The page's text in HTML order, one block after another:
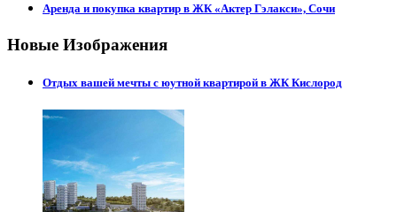
Аренда и покупка квартир в ЖК «Актер Гэлакси», Сочи
Новые Изображения
Отдых вашей мечты с юутной квартирой в ЖК Кислород